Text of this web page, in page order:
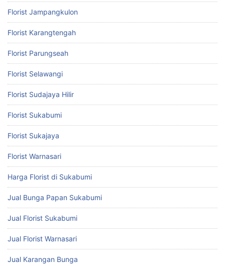
Florist Jampangkulon
Florist Karangtengah
Florist Parungseah
Florist Selawangi
Florist Sudajaya Hilir
Florist Sukabumi
Florist Sukajaya
Florist Warnasari
Harga Florist di Sukabumi
Jual Bunga Papan Sukabumi
Jual Florist Sukabumi
Jual Florist Warnasari
Jual Karangan Bunga